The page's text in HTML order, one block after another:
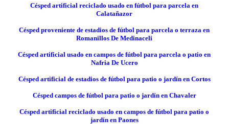
Césped artificial reciclado usado en fútbol para parcela en
Calatañazor
Césped proveniente de estadios de fútbol para parcela o terraza en
Romanillos De Medinaceli
Césped artificial usado en campos de fútbol para parcela o patio en
Nafria De Ucero
Césped artificial de estadios de fútbol para patio o jardín en Cortos
Césped campos de fútbol para patio o jardín en Chavaler
Césped artificial reciclado usado en campos de fútbol para patio o
jardín en Paones